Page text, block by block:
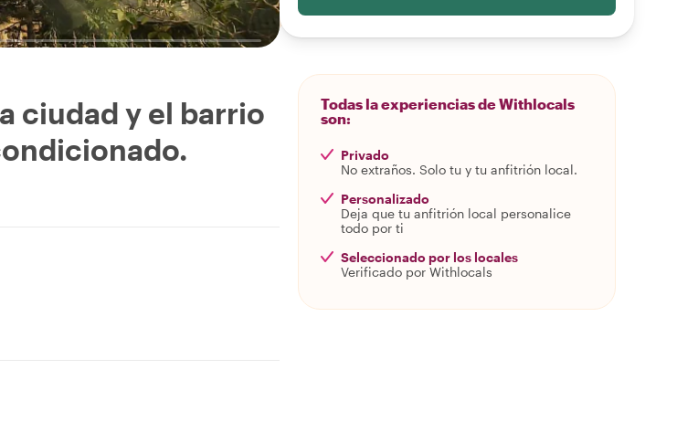
ciudad y el barrio
Todas la experiencias de Withlocals
son:
Privado
No extraños. Solo tu y tu anfitrión local.
Personalizado
Deja que tu anfitrión local personalice
todo por ti
Seleccionado por los locales
Verificado por Withlocals